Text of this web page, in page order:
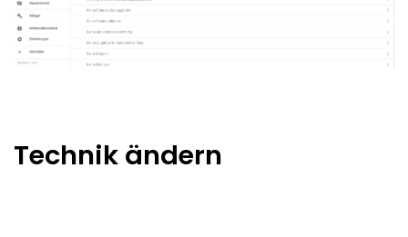
Technik ändern